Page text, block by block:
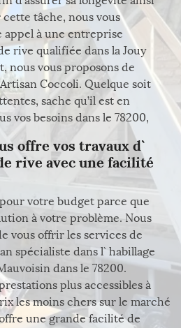
tâche, nous vous
appel à une entreprise
rive qualifiée dans la Jouy
nous vous proposons de
Coccoli. Quelque soit
sache qu’il est en
vos besoins dans le 78200,
offre vos travaux d`
rive avec une facilité
votre budget parce que
à votre problème. Nous
vous offrir les services de
spécialiste dans l` habillage
dans le 78200.
plus accessibles à
les moins chers sur le marché
une grande facilité de